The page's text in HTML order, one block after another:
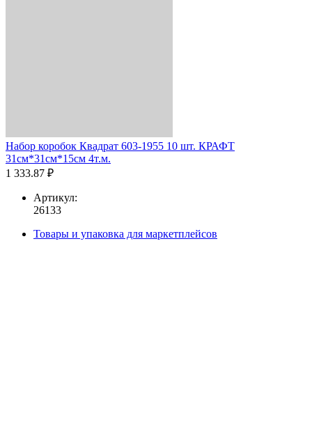
Набор коробок Квадрат 603-1955 10 шт. КРАФТ
31см*31см*15см 4т.м.
1 333.87 ₽
Артикул:
26133
Товары и упаковка для маркетплейсов